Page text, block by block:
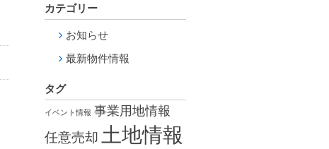
カテゴリー
お知らせ
最新物件情報
タグ
イベント情報 事業用地情報
任意売却土地情報